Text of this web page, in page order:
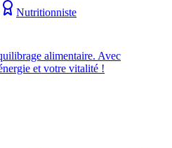
Nutritionniste
alimentaire. Avec
et votre vitalité !